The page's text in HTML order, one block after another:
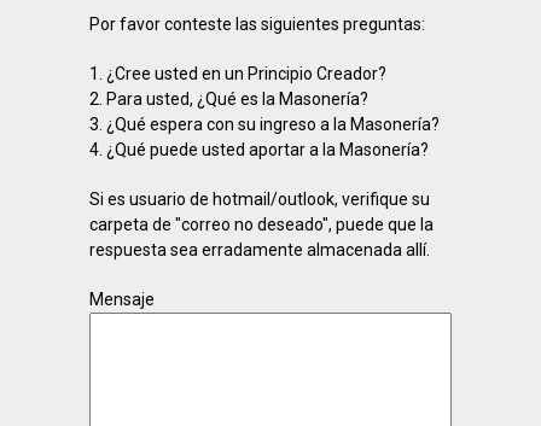
Por favor conteste las siguientes preguntas:
1. ¿Cree usted en un Principio Creador?
2. Para usted, ¿Qué es la Masonería?
3. ¿Qué espera con su ingreso a la Masonería?
4. ¿Qué puede usted aportar a la Masonería?
Si es usuario de hotmail/outlook, verifique su
carpeta de "correo no deseado", puede que la
respuesta sea erradamente almacenada allí.
Mensaje